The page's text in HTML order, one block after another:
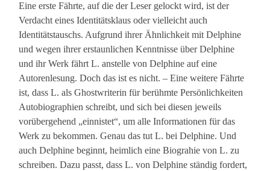
Eine erste Fährte, auf die der Leser gelockt wird, ist der
Verdacht eines Identitätsklaus oder vielleicht auch
Identitätstauschs. Aufgrund ihrer Ähnlichkeit mit Delphine
und wegen ihrer erstaunlichen Kenntnisse über Delphine
und ihr Werk fährt L. anstelle von Delphine auf eine
Autorenlesung. Doch das ist es nicht. – Eine weitere Fährte
ist, dass L. als Ghostwriterin für berühmte Persönlichkeiten
Autobiographien schreibt, und sich bei diesen jeweils
vorübergehend „einnistet“, um alle Informationen für das
Werk zu bekommen. Genau das tut L. bei Delphine. Und
auch Delphine beginnt, heimlich eine Biograhie von L. zu
schreiben. Dazu passt, dass L. von Delphine ständig fordert,